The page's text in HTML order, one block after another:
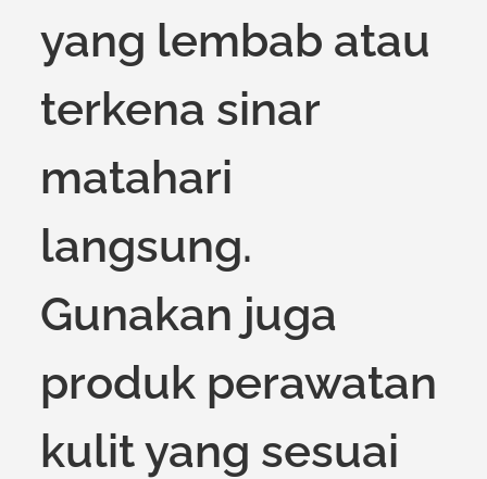
yang lembab atau
terkena sinar
matahari
langsung.
Gunakan juga
produk perawatan
kulit yang sesuai